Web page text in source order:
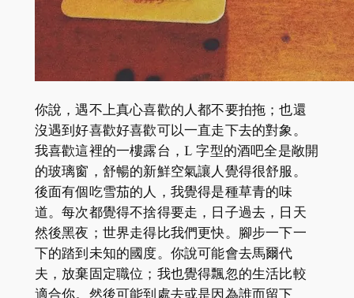
你說，遇不上真心喜歡的人都不要拍拖；也還
沒遇到好喜歡好喜歡可以一直走下去的對象。
我喜歡這裡的一樓露台，L 字型的酒吧全是敞開
的玻璃窗，舒暢的新鮮空氣讓人覺得很舒服。
後面有個吃雪茄的人，我覺得是種草青的味
道。每次都覺得不捨得要走，日子過去，日天
然後黑夜；世界走得比我們更快。腳步一下一
下的踏到未知的國度。你說可能會去馬爾代
夫，放棄固定職位；我也覺得飄忽的生活比較